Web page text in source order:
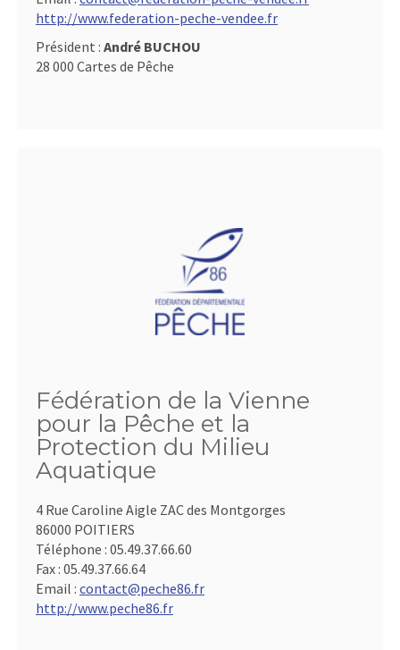
http://www.federation-peche-vendee.fr
Président : André BUCHOU
28 000 Cartes de Pêche
Fédération de la Vienne
pour la Pêche et la
Protection du Milieu
Aquatique
4 Rue Caroline Aigle ZAC des Montgorges
86000 POITIERS
Téléphone : 05.49.37.66.60
Fax : 05.49.37.66.64
Email : contact@peche86.fr
http://www.peche86.fr